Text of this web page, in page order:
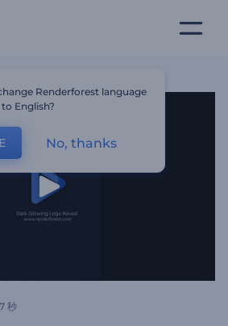
7 秒
Renderforest language
to English?
No, thanks